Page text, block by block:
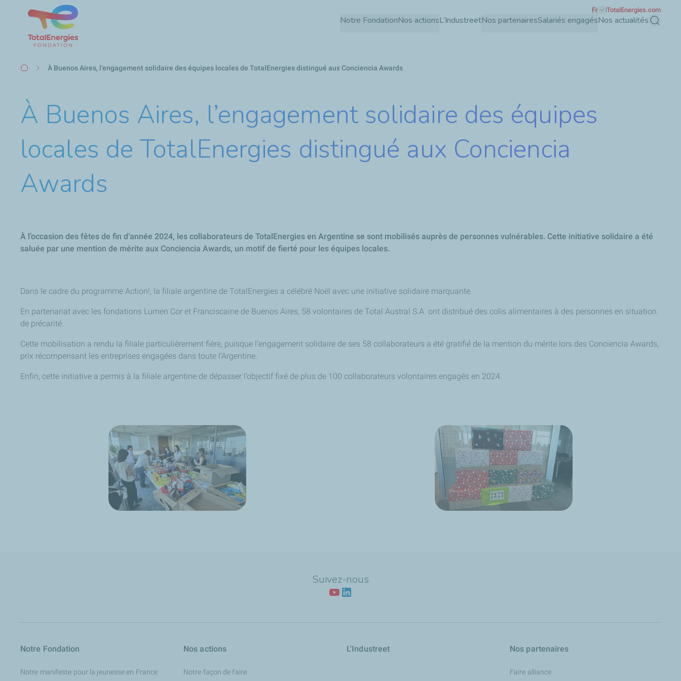
Aller
Notre FondationNos actionsL’IndustreetNos partenairesSalariés engagésNos actualités
Fr TotalEnergies.com
Fil
À Buenos Aires, l’engagement solidaire des équipes locales de TotalEnergies distingué aux Conciencia Awards
À Buenos Aires, l’engagement solidaire des équipes
locales de TotalEnergies distingué aux Conciencia
Awards
À l’occasion des fêtes de fin d’année 2024, les collaborateurs de TotalEnergies en Argentine se sont mobilisés auprès de personnes vulnérables. Cette initiative solidaire a été
saluée par une mention de mérite aux Conciencia Awards, un motif de fierté pour les équipes locales.
Dans le cadre du programme Action!, la filiale argentine de TotalEnergies a célébré Noël avec une initiative solidaire marquante.
En partenariat avec les fondations Lumen Cor et Franciscaine de Buenos Aires, 58 volontaires de Total Austral S.A. ont distribué des colis alimentaires à des personnes en situation
de précarité.
Cette mobilisation a rendu la filiale particulièrement fière, puisque l’engagement solidaire de ses 58 collaborateurs a été gratifié de la mention du mérite lors des Conciencia Awards,
prix récompensant les entreprises engagées dans toute l’Argentine.
Enfin, cette initiative a permis à la filiale argentine de dépasser l’objectif fixé de plus de 100 collaborateurs volontaires engagés en 2024.
Suivez-nous
Notre Fondation
Notre manifeste pour la jeunesse en France
Nos actions
Notre façon de faire
L'Industreet Nos partenaires
Faire alliance